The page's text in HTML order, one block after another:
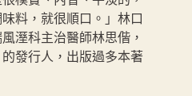
料，就很順口。」林口
溼科主治醫師林思偕，
發行人，出版過多本著